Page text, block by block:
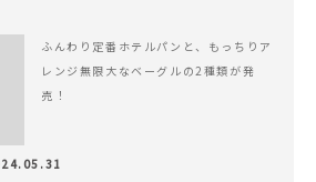
ふんわり定番ホテルパンと、もっちりア
レンジ無限大なベーグルの2種類が発
売！